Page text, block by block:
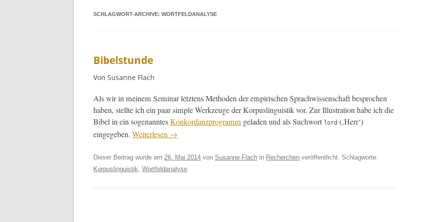
SCHLAGWORT-ARCHIVE: WORTFELDANALYSE
Bibelstunde
Von Susanne Flach
Als wir in meinem Sem­i­nar let­ztens Meth­o­d­en der empirischen Sprach­wis­senschaft besprochen
haben, stellte ich ein paar sim­ple Werkzeuge der Kor­puslin­guis­tik vor. Zur Illus­tra­tion habe ich die
Bibel in ein soge­nan­ntesKonko­r­danzpro­gramm geladen und als Such­wort lord (‚Herr‘)
eingegeben. Weit­er­lesen →
Dieser Beitrag wurde am 26. Mai 2014 von Susanne Flach in Recherchen veröffentlicht. Schlagworte:
Korpuslinguistik, Wortfeldanalyse.